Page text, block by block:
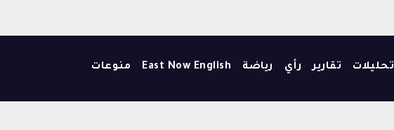
تحليلات تقارير رأي رياضة East Now English منوعات